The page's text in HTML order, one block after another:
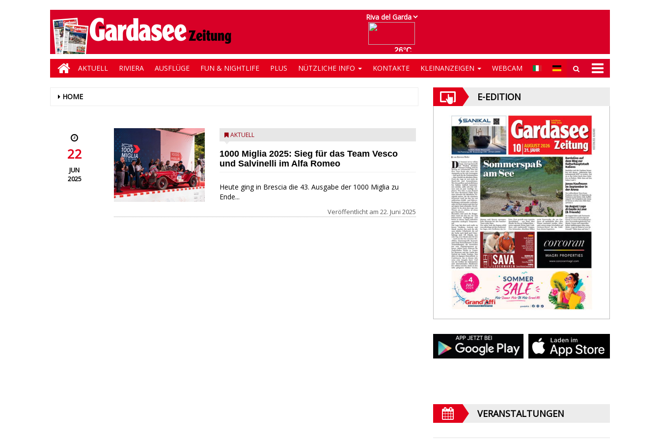
AKTUELL RIVIERA AUSFLÜGE FUN & NIGHTLIFE PLUS NÜTZLICHE INFO KONTAKTE KLEINANZEIGEN WEBCAM
HOME
22
JUN
2025
AKTUELL
1000 Miglia 2025: Sieg für das Team Vesco
und Salvinelli im Alfa Romeo
Heute ging in Brescia die 43. Ausgabe der 1000 Miglia zu
Ende...
Veröffentlicht am 22. Juni 2025
E-EDITION
VERANSTALTUNGEN